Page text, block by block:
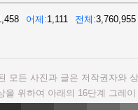
어제 1,111 전체 3,760,955
모든 사진과 글은 저작권자와
을 위하여 아래의 16단계 그레